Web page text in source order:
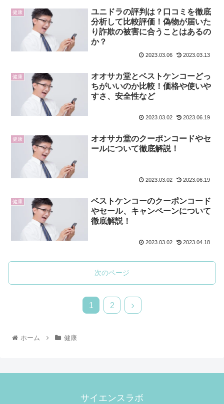
健康
ユニドラの評判は？口コミを徹底
分析して比較評価！偽物が届いた
り詐欺の被害に合うことはあるの
か？
2023.03.06 2023.03.13
健康
オオサカ堂とベストケンコーどっ
ちがいいのか比較！価格や使いや
すさ、安全性など
2023.03.02 2023.06.19
健康
オオサカ堂のクーポンコードやセ
ールについて徹底解説！
2023.03.02 2023.06.19
健康
ベストケンコーのクーポンコード
やセール、キャンペーンについて
徹底解説！
2023.03.02 2023.04.18
次のページ
1 2
ホーム 健康
サイエンスラボ